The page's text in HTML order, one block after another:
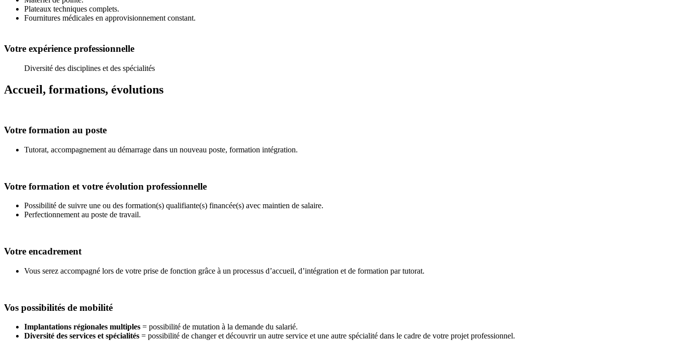
Plateaux techniques complets.
Fournitures médicales en approvisionnement constant.
Votre expérience professionnelle
Diversité des disciplines et des spécialités
Accueil, formations, évolutions
Votre formation au poste
Tutorat, accompagnement au démarrage dans un nouveau poste, formation intégration.
Votre formation et votre évolution professionnelle
Possibilité de suivre une ou des formation(s) qualifiante(s) financée(s) avec maintien de salaire.
Perfectionnement au poste de travail.
Votre encadrement
Vous serez accompagné lors de votre prise de fonction grâce à un processus d’accueil, d’intégration et de formation par tutorat.
Vos possibilités de mobilité
Implantations régionales multiples = possibilité de mutation à la demande du salarié.
Diversité des services et spécialités = possibilité de changer et découvrir un autre service et une autre spécialité dans le cadre de votre projet professionnel.